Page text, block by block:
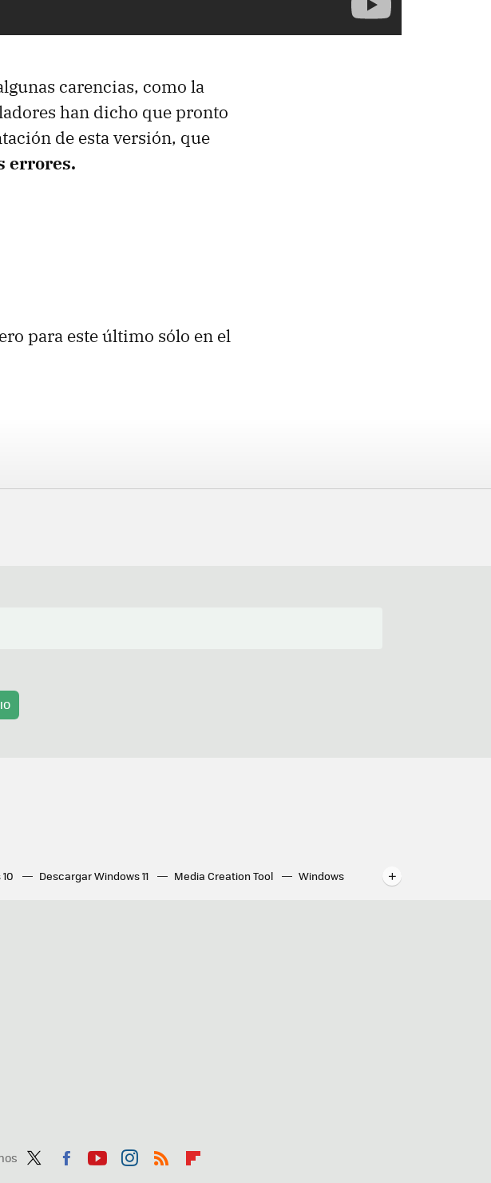
carencias, como la
han dicho que pronto
de esta versión, que
errores.
para este último sólo en el
Descargar Windows 11 Media Creation Tool
Windows